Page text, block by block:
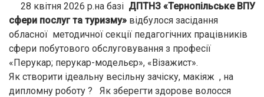
28 квітня 2026 р.на базі ДПТНЗ «Тернопільське ВПУ
сфери послуг та туризму» відбулося засідання
обласної методичної секції педагогічних працівників
сфери побутового обслуговування з професії
«Перукар; перукар-модельєр», «Візажист».
Як створити ідеальну весільну зачіску, макіяж , на
дипломну роботу ? Як зберегти здорове волосся